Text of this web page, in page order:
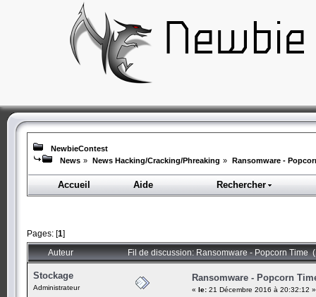
NewbieContest
News » News Hacking/Cracking/Phreaking » Ransomware -
Accueil Aide Rechercher
Pages: [1]
Auteur Fil de discussion: Ransomware - Popcorn Time
Stockage
Administrateur
Ransomware - Popcorn
« le: 21 Décembre 2016 à 20:32:12 »